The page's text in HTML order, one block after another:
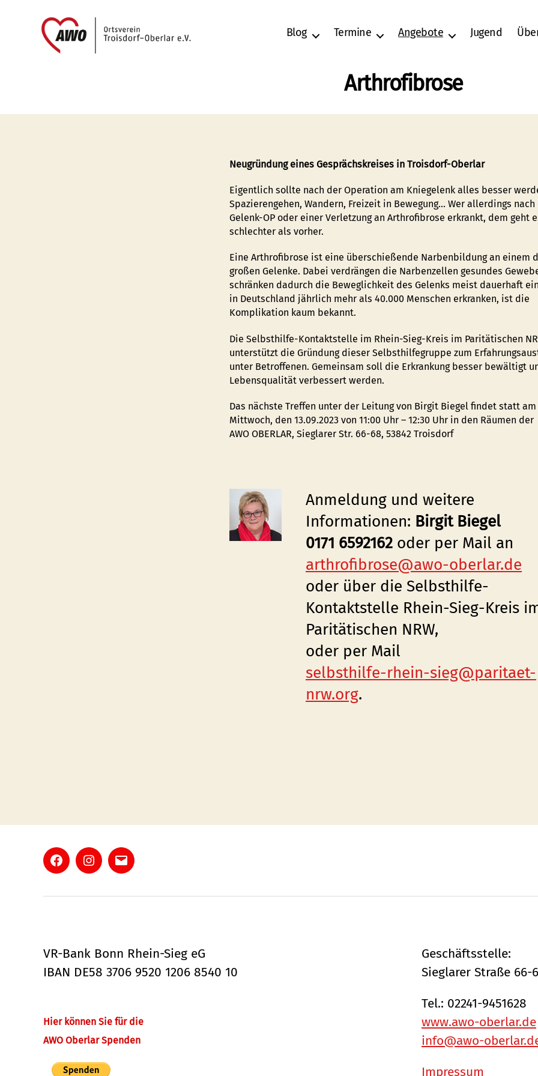
Blog Termine Angebote Jugend
Arthrofibrose
Neugründung eines Gesprächskreises in Troisdorf-Oberlar
Eigentlich sollte nach der Operation am Kniegelenk alles besser
Spazierengehen, Wandern, Freizeit in Bewegung… Wer allerdings
Gelenk-OP oder einer Verletzung an Arthrofibrose erkrankt, dem geht
schlechter als vorher.
Eine Arthrofibrose ist eine überschießende Narbenbildung an einem
großen Gelenke. Dabei verdrängen die Narbenzellen gesundes
schränken dadurch die Beweglichkeit des Gelenks meist dauerhaft
in Deutschland jährlich mehr als 40.000 Menschen erkranken, ist die
Komplikation kaum bekannt.
Die Selbsthilfe-Kontaktstelle im Rhein-Sieg-Kreis im Paritätischen
unterstützt die Gründung dieser Selbsthilfegruppe zum
unter Betroffenen. Gemeinsam soll die Erkrankung besser bewältigt
Lebensqualität verbessert werden.
Das nächste Treffen unter der Leitung von Birgit Biegel findet statt am
Mittwoch, den 13.09.2023 von 11:00 Uhr – 12:30 Uhr in den Räumen der
AWO OBERLAR, Sieglarer Str. 66-68, 53842 Troisdorf
Anmeldung und weitere
Informationen: Birgit Biegel
0171 6592162 oder per Mail an
arthrofibrose@awo-oberlar.de
oder über die Selbsthilfe-
Kontaktstelle Rhein-Sieg-Kreis
Paritätischen NRW,
oder per Mail
selbsthilfe-rhein-sieg@paritaet-
nrw.org.
FacebookInstagram
E-
VR-Bank Bonn Rhein-Sieg eG
IBAN DE58 3706 9520 1206 8540 10
Hier können Sie für die
AWO Oberlar Spenden
Geschäftsstelle:
Sieglarer Straße 66-
Tel.: 02241-9451628
www.awo-oberlar.de
info@awo-
Impressum